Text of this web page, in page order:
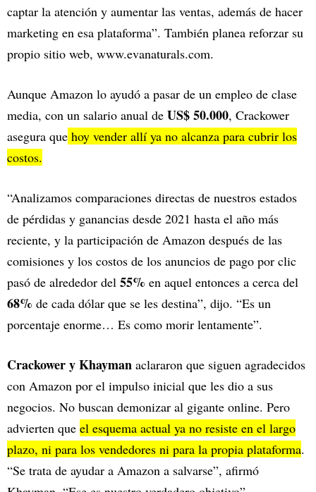
captar la atención y aumentar las ventas, además de hacer
marketing en esa plataforma”. También planea reforzar su
propio sitio web, www.evanaturals.com.
Aunque Amazon lo ayudó a pasar de un empleo de clase
media, con un salario anual de US$ 50.000, Crackower
asegura que hoy vender allí ya no alcanza para cubrir los
costos.
“Analizamos comparaciones directas de nuestros estados
de pérdidas y ganancias desde 2021 hasta el año más
reciente, y la participación de Amazon después de las
comisiones y los costos de los anuncios de pago por clic
pasó de alrededor del 55% en aquel entonces a cerca del
68% de cada dólar que se les destina”, dijo. “Es un
porcentaje enorme… Es como morir lentamente”.
Crackower y Khayman aclararon que siguen agradecidos
con Amazon por el impulso inicial que les dio a sus
negocios. No buscan demonizar al gigante online. Pero
advierten que el esquema actual ya no resiste en el largo
plazo, ni para los vendedores ni para la propia plataforma.
“Se trata de ayudar a Amazon a salvarse”, afirmó